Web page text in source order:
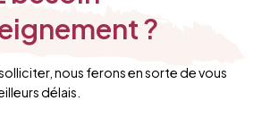
?
nous ferons en sorte de vous
délais.